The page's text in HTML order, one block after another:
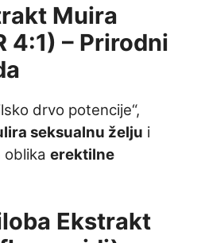
Muira
4:1) – Prirodni
drvo potencije“,
seksualnu želju i
oblika erektilne
Ekstrakt